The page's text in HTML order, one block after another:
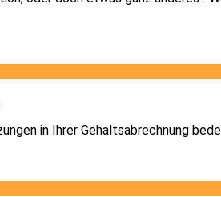
in Ihrer Gehaltsabrechnung